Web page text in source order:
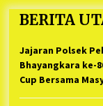
S.H,
1
Jelang
1
BERITA
Jajaran Polsek
Bhayangkara ke-
Cup Bersama